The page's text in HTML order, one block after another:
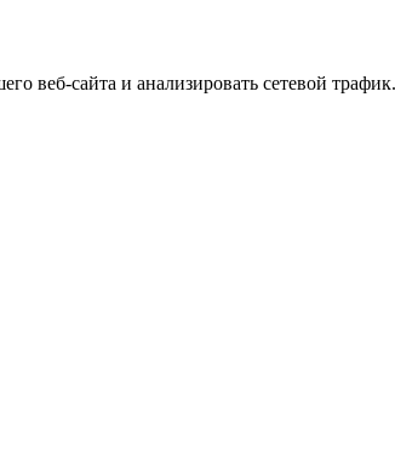
веб-сайта и анализировать сетевой трафик.